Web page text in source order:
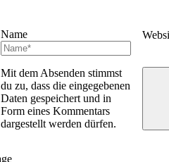
Name
Mit dem Absenden stimmst
du zu, dass die eingegebenen
Daten gespeichert und in
Form eines Kommentars
dargestellt werden dürfen.